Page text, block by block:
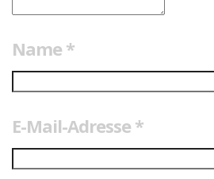
Name *
E-Mail-Adresse *